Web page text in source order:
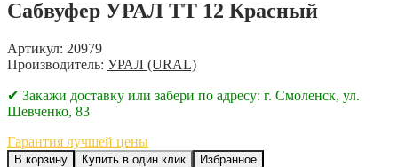
Сабвуфер УРАЛ ТТ 12 Красный
Артикул: 20979
Производитель: УРАЛ (URAL)
✔ Закажи доставку или забери по адресу: г. Смоленск, ул.
Шевченко, 83
Гарантия лучшей цены
В корзину Купить в один клик Избранное